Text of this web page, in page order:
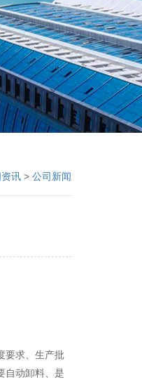
讯 > 公司新闻
要求、生产批
自动卸料、是